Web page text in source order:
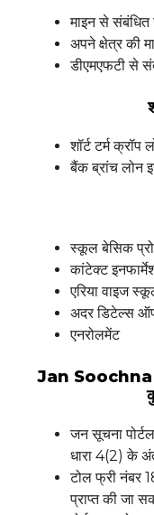
माइन से संबंधित
अपने क्षेत्र की
डीएमएफटी से
शॉर्ट टर्म क्रॉप
बैंक ब्रांच लोन
स्कूल बेसिक
कांटेक्ट
एरिया वाइज
अदर डिटेल्स
एनरोलमेंट
Jan Soochna
जन सूचना
धारा 4(2) के
टोल फ्री नंबर
प्राप्त की जा